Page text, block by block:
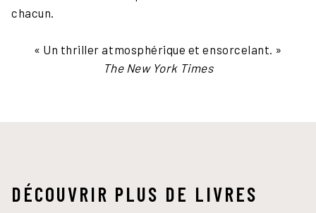
chacun.
« Un thriller atmosphérique et ensorcelant. »
The New York Times
DÉCOUVRIR PLUS DE LIVRES